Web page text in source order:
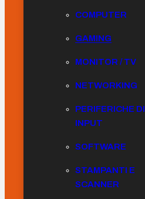
COMPUTER
GAMING
MONITOR / TV
NETWORKING
PERIFERICHE DI
INPUT
SOFTWARE
STAMPANTI E
SCANNER